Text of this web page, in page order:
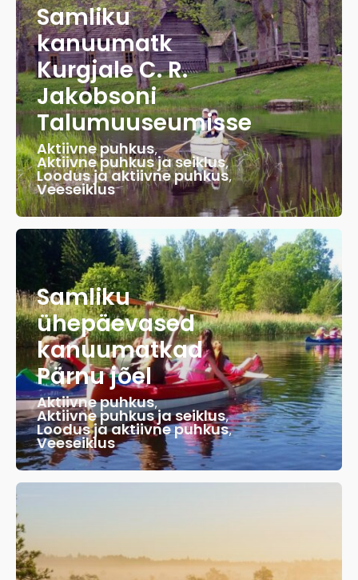
Samliku
kanuumatk
Kurgjale C. R.
Jakobsoni
Talumuuseumisse
Aktiivne puhkus,
Aktiivne puhkus ja seiklus,
Loodus ja aktiivne puhkus,
Veeseiklus
Samliku
ühepäevased
kanuumatkad
Pärnu jõel
Aktiivne puhkus,
Aktiivne puhkus ja seiklus,
Loodus ja aktiivne puhkus,
Veeseiklus